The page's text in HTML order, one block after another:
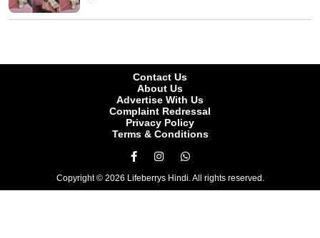
Contact Us
About Us
Advertise With Us
Complaint Redressal
Privacy Policy
Terms & Conditions
Copyright © 2026 Lifeberrys Hindi. All rights reserved.